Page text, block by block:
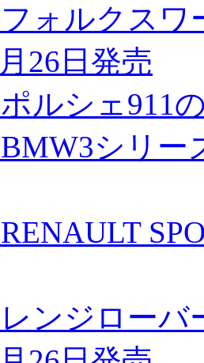
ォルクス
26日発売
ルシェ911
シリー
ンジロー